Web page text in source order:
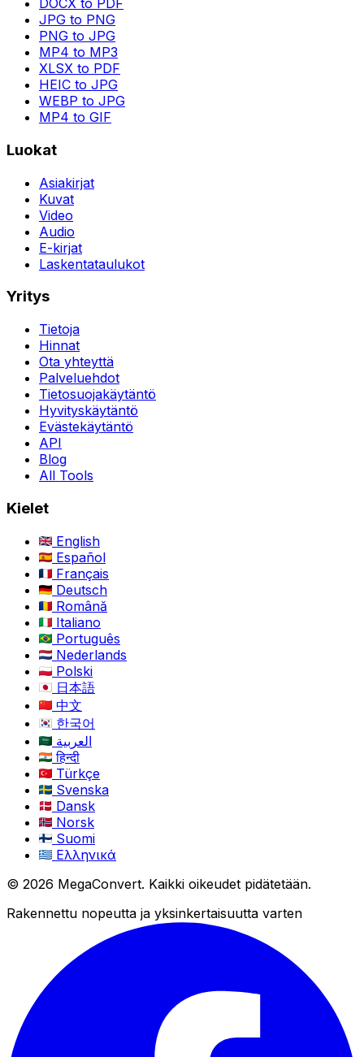
DOCX to PDF
JPG to PNG
PNG to JPG
MP4 to MP3
XLSX to PDF
HEIC to JPG
WEBP to JPG
MP4 to GIF
Luokat
Asiakirjat
Kuvat
Video
Audio
E-kirjat
Laskentataulukot
Yritys
Tietoja
Hinnat
Ota yhteyttä
Palveluehdot
Tietosuojakäytäntö
Hyvityskäytäntö
Evästekäytäntö
API
Blog
All Tools
Kielet
English
Español
Français
Deutsch
Română
Italiano
Português
Nederlands
Polski
日本語
中文
한국어
العربية
हिन्दी
Türkçe
Svenska
Dansk
Norsk
Suomi
Ελληνικά
© 2026 MegaConvert. Kaikki oikeudet pidätetään.
Rakennettu nopeutta ja yksinkertaisuutta varten